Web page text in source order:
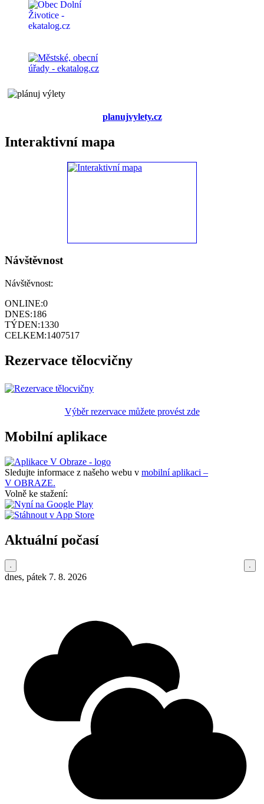
planujvylety.cz
Interaktivní mapa
Návštěvnost
Návštěvnost:
ONLINE:0
DNES:186
TÝDEN:1330
CELKEM:1407517
Rezervace tělocvičny
Výběr rezervace můžete provést zde
Mobilní aplikace
Sledujte informace z našeho webu v mobilní aplikaci –
V OBRAZE.
Volně ke stažení:
Aktuální počasí
dnes, pátek 7. 8. 2026